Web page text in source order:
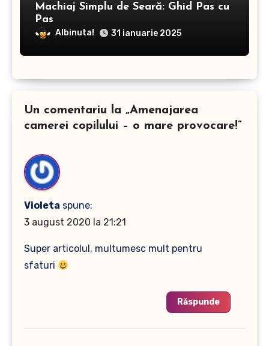
Machiaj Simplu de Seară: Ghid Pas cu
Pas
Albinuta! 31 ianuarie 2025
Un comentariu la „Amenajarea
camerei copilului – o mare provocare!”
Violeta spune:
3 august 2020 la 21:21
Super articolul, multumesc mult pentru
sfaturi
Răspunde